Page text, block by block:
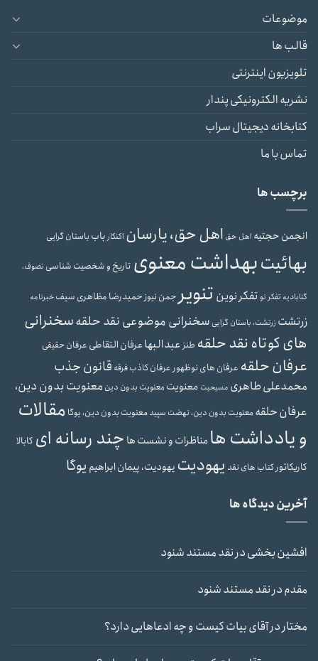
موضوعات
قالب ها
تلویزیون اینترنتی
نشریه الکترونیکی پندار
کتابخانه دیجیتال سراب
تماس با ما
برچسب ها
انجمن حجتیه اهل حق اهل حق، یارسان اکنکارباب باستان گرایی
بهائیتبهداشت معنوی تاریخ و شخصیت شناسی تصوف،
گنابادیه تفکر نوتفکر نوین تنویرجمن نیوزحمیدرضا مظاهری سیفخبرنامه
زرتشت زرتشت، باستان گرایی سخنرانی موضوعی نقد حلقهسخنرانی
های کوتاه نقد حلقه طنزعبدالبهاعرفان التقاطی عرفان حقیقی
عرفان حلقه عرفان های نوظهورعرفان کاذبفرقه قانون جذب
محمدعلی طاهری مسیحیت معنویت معنویت بدون دین معنویت بدون دین،
عرفان حلقه معنویت بدون دین، نهضت سپیدمعنویت بدون دین، یوگا مقالات
و یادداشت هامناظرات و نشست ها چند رسانه ای کابالا
کاریکاتورکتاب های نقد یهودیت یهودیت، پیمان ابراهیم یوگا
آخرین دیدگاه ها
افشین بخشیدرنقد مستند شنود
مقدمدرنقد مستند شنود
مختاردرآقای بیات کیست و چه ادعاهایی دارد؟